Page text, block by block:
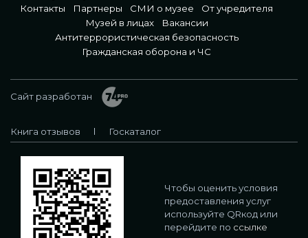
Контакты
Партнеры СМИ о музее
От учредителя
Музей в лицах
Вакансии
Антитеррористическая безопасность
Гражданская оборона и ЧС
Сайт разработан
Книга отзывов Госкаталог
Чтобы оценить условия
предоставления услуг
используйте QRкод или
перейдите по ссылке